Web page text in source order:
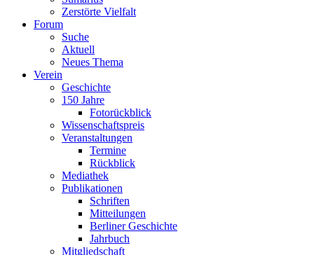
Zerstörte Vielfalt
Forum
Suche
Aktuell
Neues Thema
Verein
Geschichte
150 Jahre
Fotorückblick
Wissenschaftspreis
Veranstaltungen
Termine
Rückblick
Mediathek
Publikationen
Schriften
Mitteilungen
Berliner Geschichte
Jahrbuch
Mitgliedschaft